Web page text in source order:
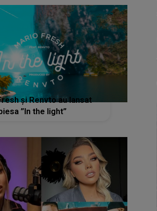
și Renvto au lansat
”In the light”